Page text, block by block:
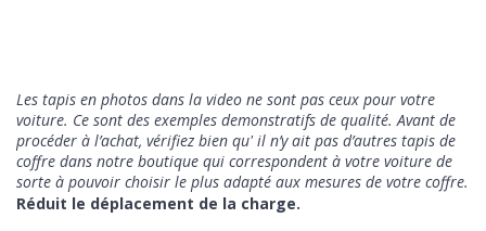
Les tapis en photos dans la video ne sont pas ceux pour votre
voiture. Ce sont des exemples demonstratifs de qualité. Avant de
procéder à l’achat, vérifiez bien qu' il n’y ait pas d’autres tapis de
coffre dans notre boutique qui correspondent à votre voiture de
sorte à pouvoir choisir le plus adapté aux mesures de votre coffre.
Réduit le déplacement de la charge.